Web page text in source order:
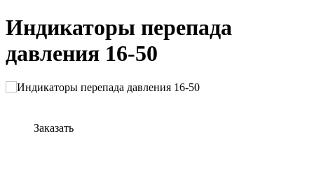
Индикаторы перепада
давления 16-50
Заказать